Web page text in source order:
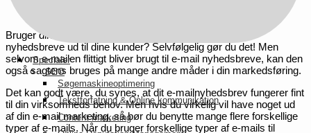
Specialer
SEO
Søgemaskineoptimering
Tekstforfatning & Online kommunikation
Content marketing
Bruger din virksomhed e-mailmarkedsføring til at sende
nyhedsbreve ud til dine kunder? Selvfølgelig gør du det! Men
selvom e-mailen flittigt bliver brugt til e-mail nyhedsbreve, kan den
også sagtens bruges på mange andre måder i din markedsføring.
Det kan godt være, du synes, at dit e-mailnyhedsbrev fungerer fint
til din virksomheds behov. Men hvis du virkelig vil have noget ud
af din e-mail marketing, så bør du benytte mange flere forskellige
typer af e-mails. Når du bruger forskellige typer af e-mails til